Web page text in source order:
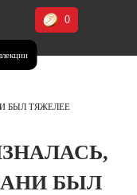
0
БЫЛ ТЯЖЕЛЕЕ
БЫЛ